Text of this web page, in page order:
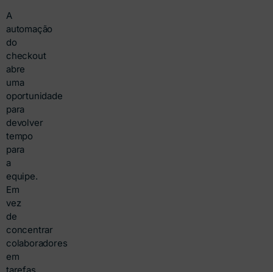
A
automação
do
checkout
abre
uma
oportunidade
para
devolver
tempo
para
a
equipe.
Em
vez
de
concentrar
colaboradores
em
tarefas